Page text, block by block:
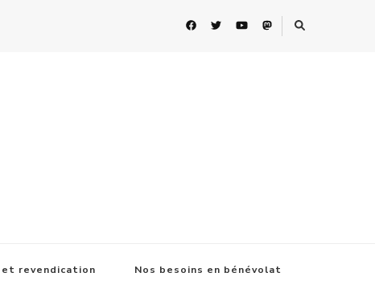
et revendication Nos besoins en bénévolat